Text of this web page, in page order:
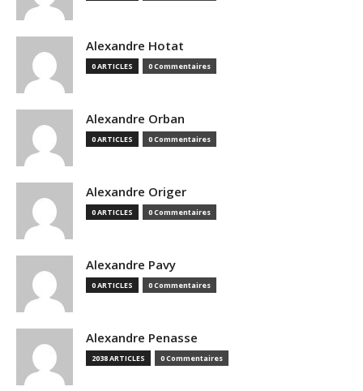
Alexandre Hotat
0 ARTICLES 0 Commentaires
Alexandre Orban
0 ARTICLES 0 Commentaires
Alexandre Origer
0 ARTICLES 0 Commentaires
Alexandre Pavy
0 ARTICLES 0 Commentaires
Alexandre Penasse
2038 ARTICLES 0 Commentaires